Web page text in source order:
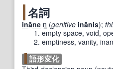
名詞
ināne n (genitive inānis);
empty space, void,
emptiness, vanity,
語形変化